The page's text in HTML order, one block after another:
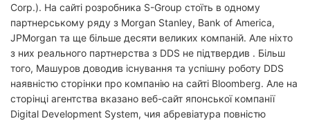
Corp.). На сайті розробника S-Group стоїть в одному
партнерському ряду з Morgan Stanley, Bank of America,
JPMorgan та ще більше десяти великих компаній. Але ніхто
з них реального партнерства з DDS не підтвердив . Більш
того, Машуров доводив існування та успішну роботу DDS
наявністю сторінки про компанію на сайті Bloomberg. Але на
сторінці агентства вказано веб-сайт японської компанії
Digital Development System, чия абревіатура повністю